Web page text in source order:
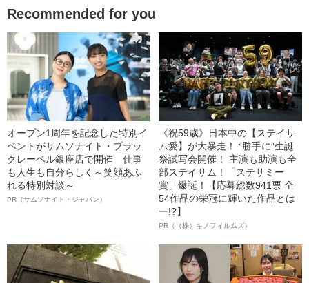
Recommended for you
オープン1周年を記念した特別イ
ベントがサムソナイト・ブラッ
クレーベル銀座店で開催 仕事
も人生も自分らしく～笑顔あふ
れる特別対談～
PR（サムソナイト・ジャパン）
《祝59歳》日本中の【ステイサ
ム愛】が大暴走！ “勝手に”生誕
祭試写会開催！ 主演も助演も全
部ステイサム！「ステサミー
賞」爆誕！【応募総数941票 全
54作品の栄冠に輝いた作品とは
ー!?】
PR（（株）キノフィルムズ）